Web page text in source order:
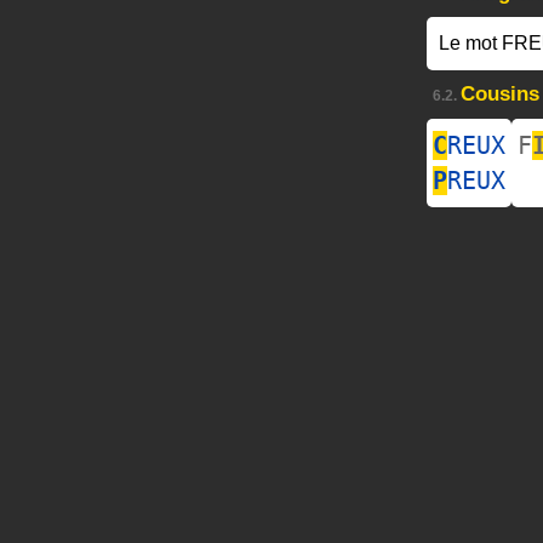
Le mot
6.2. Cousins
CREUX
PREUX
F